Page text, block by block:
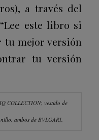
a través del
este libro si
tu mejor versión
tu versión
COLLECTION; vestido de
ambos de BVLGARI